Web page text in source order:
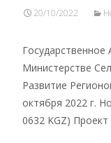
20/10/2022
Государственное
Министерстве
Развитие
октября 2022 г.
0632 KGZ)